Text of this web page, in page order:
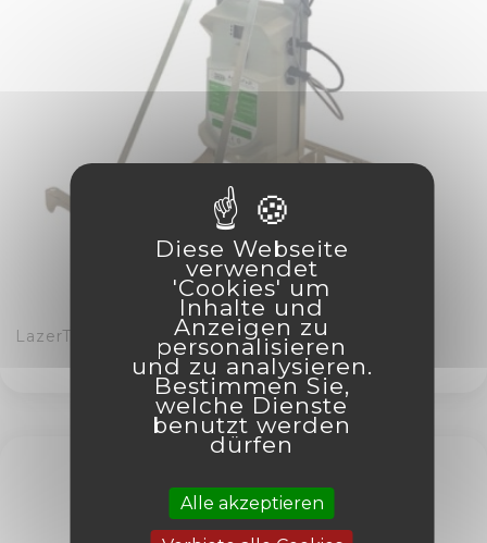
favorite_border equalizer visibility
LazerTrac 40 - 18M - Autonomer Abwehr-Laser
Diese Webseite
verwendet
'Cookies' um
Inhalte und
Anzeigen zu
personalisieren
und zu analysieren.
Bestimmen Sie,
welche Dienste
benutzt werden
dürfen
Alle akzeptieren